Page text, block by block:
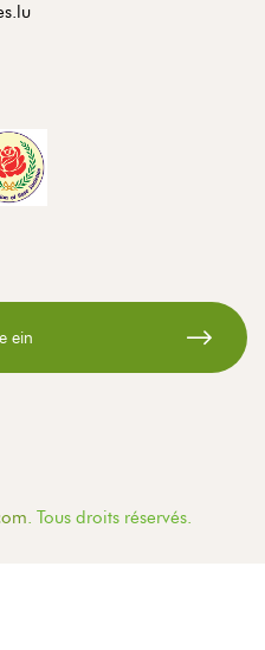
. Tous droits réservés.